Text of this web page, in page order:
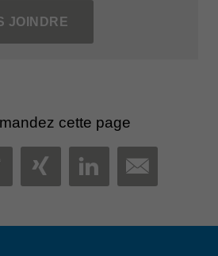
JOINDRE
cette page
XINGLINKEDIN
MAIL